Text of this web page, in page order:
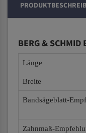
BERG &
Länge
Breite
Bandsägeblatt-
Zahnmaß-